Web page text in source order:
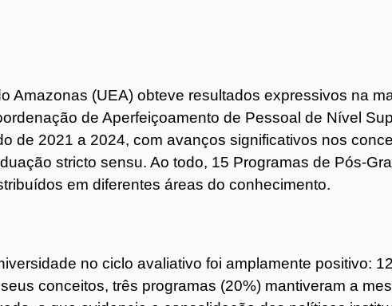
Amazonas (UEA) obteve resultados expressivos na
de Aperfeiçoamento de Pessoal de Nível
de 2021 a 2024, com avanços significativos nos
stricto sensu. Ao todo, 15 Programas de Pós-
em diferentes áreas do conhecimento.
no ciclo avaliativo foi amplamente positivo: 12
conceitos, três programas (20%) mantiveram a